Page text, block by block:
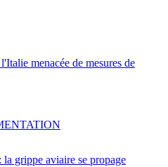
menacée de mesures de
grippe aviaire se propage